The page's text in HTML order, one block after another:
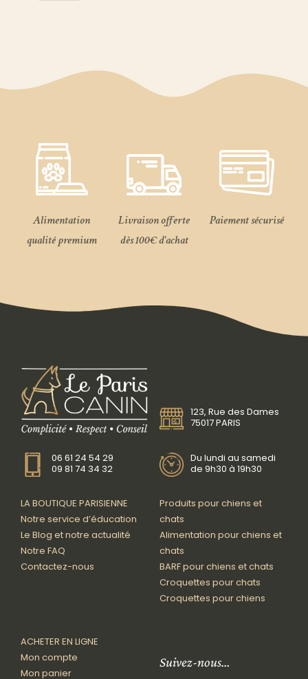
Alimentation
qualité premium
Livraison offerte
dès 100€ d'achat
Paiement sécurisé
123, Rue des Dames
75017 PARIS
06 61 24 54 29
09 81 74 34 32
Du lundi au samedi
de 9h30 à 19h30
Suivez-nous…
LA BOUTIQUE PARISIENNE
Notre service d’éducation
Le Blog et notre actualité
Notre FAQ
Contactez-nous
Produits pour chiens et
chats
Alimentation pour chiens et
chats
BARF pour chiens et chats
Croquettes pour chats
Croquettes pour chiens
ACHETER EN LIGNE
Mon compte
Mon panier